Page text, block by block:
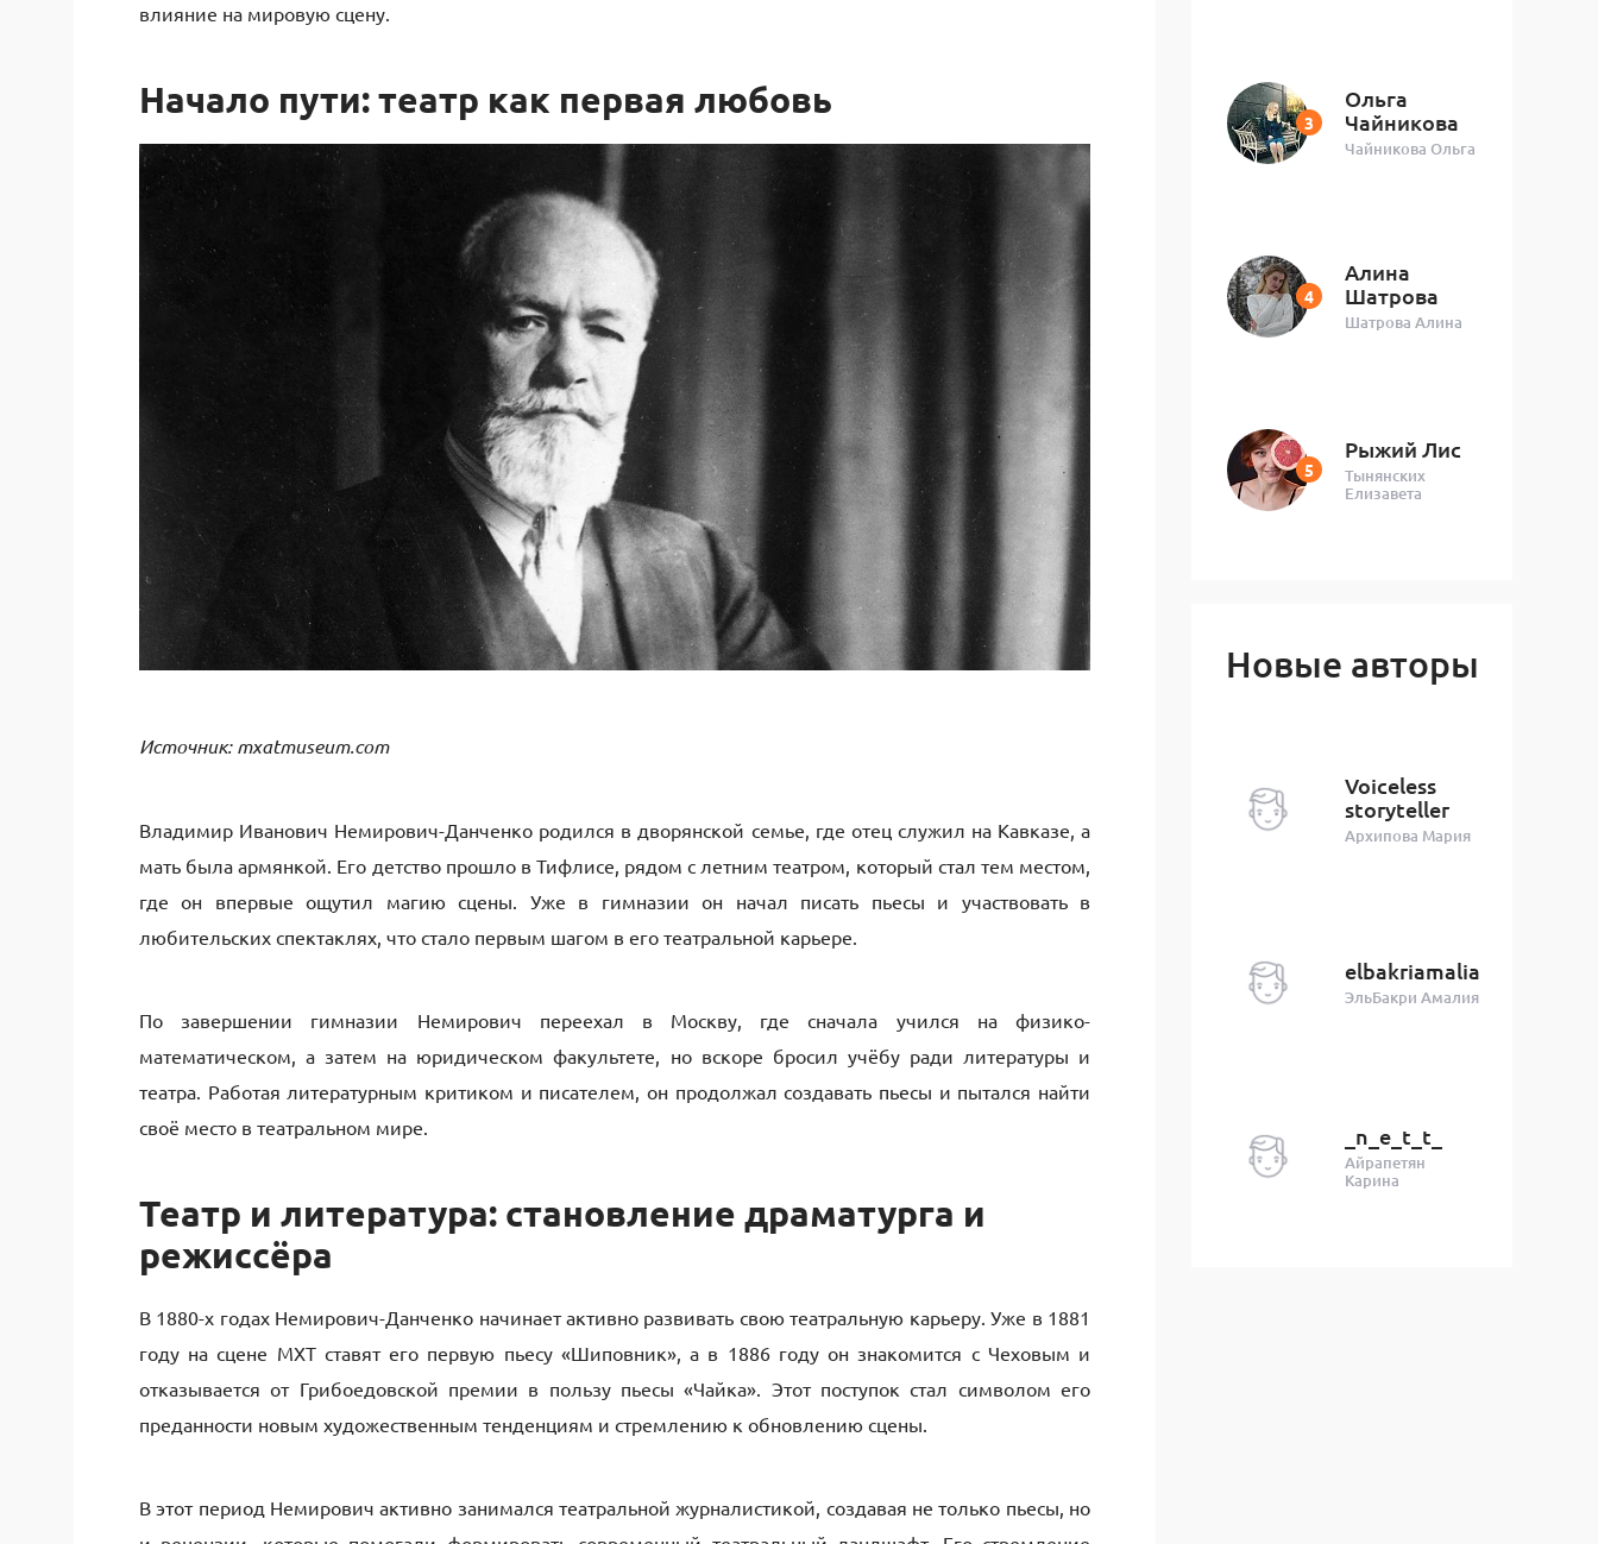
влияние на мировую сцену.
Начало пути: театр как первая любовь
Источник: mxatmuseum.com
Владимир Иванович Немирович-Данченко родился в дворянской семье, где отец служил на Кавказе, а
мать была армянкой. Его детство прошло в Тифлисе, рядом с летним театром, который стал тем местом,
где он впервые ощутил магию сцены. Уже в гимназии он начал писать пьесы и участвовать в
любительских спектаклях, что стало первым шагом в его театральной карьере.
По завершении гимназии Немирович переехал в Москву, где сначала учился на физико-
математическом, а затем на юридическом факультете, но вскоре бросил учёбу ради литературы и
театра. Работая литературным критиком и писателем, он продолжал создавать пьесы и пытался найти
своё место в театральном мире.
Театр и литература: становление драматурга и
режиссёра
В 1880-х годах Немирович-Данченко начинает активно развивать свою театральную карьеру. Уже в 1881
году на сцене МХТ ставят его первую пьесу «Шиповник», а в 1886 году он знакомится с Чеховым и
отказывается от Грибоедовской премии в пользу пьесы «Чайка». Этот поступок стал символом его
преданности новым художественным тенденциям и стремлению к обновлению сцены.
В этот период Немирович активно занимался театральной журналистикой, создавая не только пьесы, но
Ольга
Чайникова
Чайникова Ольга
Алина
Шатрова
Шатрова Алина
Рыжий Лис
Тынянских
Елизавета
Новые авторы
Voiceless
storyteller
Архипова Мария
elbakriamalia
ЭльБакри Амалия
_n_e_t_t_
Айрапетян
Карина